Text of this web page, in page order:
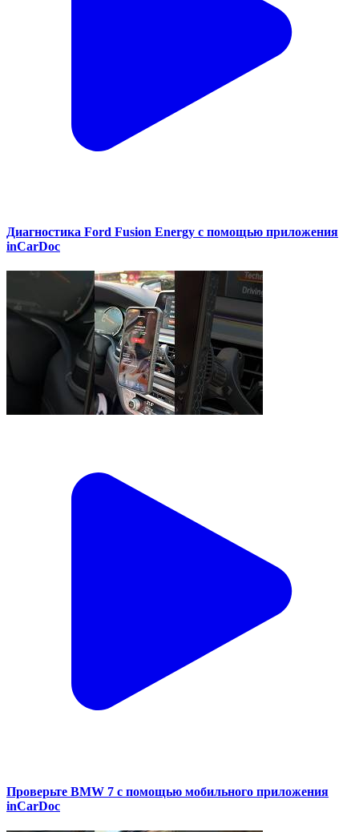
Диагностика Ford Fusion Energy с помощью приложения
inCarDoc
Проверьте BMW 7 с помощью мобильного приложения
inCarDoc